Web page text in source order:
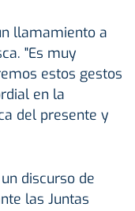
llamamiento a
"Es muy
estos gestos
en la
del presente y
discurso de
las Juntas